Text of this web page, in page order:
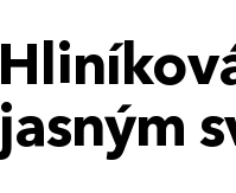
jasným